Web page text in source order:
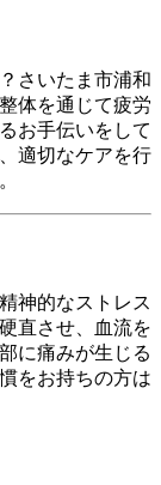
さいたま市浦和
体を通じて疲労
お手伝いをして
適切なケアを行
神的なストレス
直させ、血流を
に痛みが生じる
をお持ちの方は